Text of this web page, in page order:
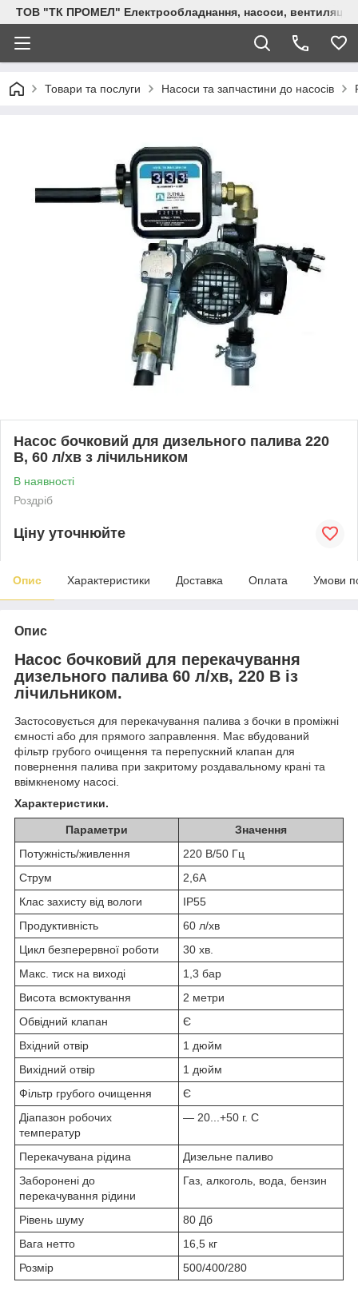
ТОВ "ТК ПРОМЕЛ" Електрообладнання, насоси, вентиляція,
Товари та послуги Насоси та запчастини до насосів
Насос бочковий для дизельного палива 220
В, 60 л/хв з лічильником
В наявності
Роздріб
Ціну уточнюйте
Опис Характеристики Доставка Оплата Умови
Опис
Насос бочковий для перекачування
дизельного палива 60 л/хв, 220 В із
лічильником.
Застосовується для перекачування палива з бочки в проміжні
ємності або для прямого заправлення. Має вбудований
фільтр грубого очищення та перепускний клапан для
повернення палива при закритому роздавальному крані та
ввімкненому насосі.
Характеристики.
Параметри
Значення
Потужність/живлення
220 В/50 Гц
Струм
2,6А
Клас захисту від вологи
IP55
Продуктивність
60 л/хв
Цикл безперервної роботи
30 хв.
Макс. тиск на виході
1,3 бар
Висота всмоктування
2 метри
Обвідний клапан
Є
Вхідний отвір
1 дюйм
Вихідний отвір
1 дюйм
Фільтр грубого очищення
Є
Діапазон робочих
температур
— 20...+50 г. С
Перекачувана рідина
Дизельне паливо
Заборонені до
перекачування рідини
Газ, алкоголь, вода, бензин
Рівень шуму
80 Дб
Вага нетто
16,5 кг
Розмір
500/400/280